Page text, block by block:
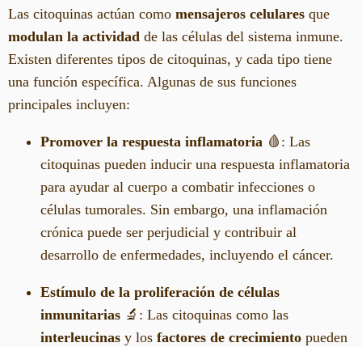
Las citoquinas actúan como mensajeros celulares que
modulan la actividad de las células del sistema inmune.
Existen diferentes tipos de citoquinas, y cada tipo tiene
una función específica. Algunas de sus funciones
principales incluyen:
Promover la respuesta inflamatoria 🩸: Las
citoquinas pueden inducir una respuesta inflamatoria
para ayudar al cuerpo a combatir infecciones o
células tumorales. Sin embargo, una inflamación
crónica puede ser perjudicial y contribuir al
desarrollo de enfermedades, incluyendo el cáncer.
Estímulo de la proliferación de células
inmunitarias 🔬: Las citoquinas como las
interleucinas y los factores de crecimiento pueden